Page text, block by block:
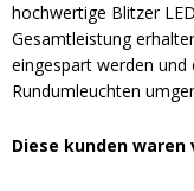
hochwertige Blitzer
Gesamtleistung
eingespart werden
Rundumleuchten
Diese kunden waren